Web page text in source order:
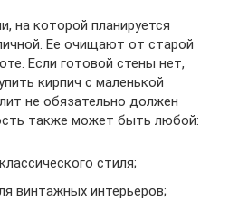
на которой планируется
Ее очищают от старой
Если готовой стены нет,
кирпич с маленькой
не обязательно должен
также может быть любой:
стиля;
винтажных интерьеров;